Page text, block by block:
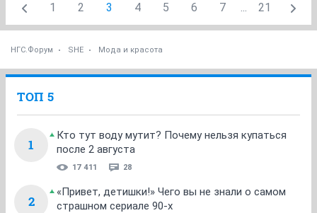
1 2 3 4 5 6 7 ... 21
НГС.Форум SHE Мода и красота
ТОП 5
1
Кто тут воду мутит? Почему нельзя купаться
после 2 августа
17 411 28
2
«Привет, детишки!» Чего вы не знали о самом
страшном сериале 90-х